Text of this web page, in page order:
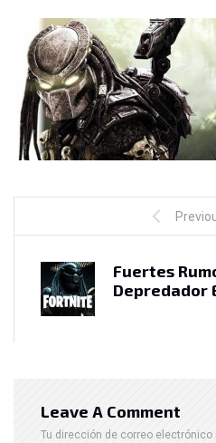
Fuertes
Depredador
Leave A Comment
Tu dirección de correo electrónico